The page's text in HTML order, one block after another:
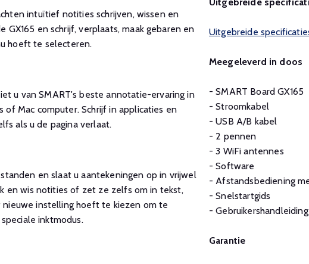
intuïtief notities schrijven, wissen en
en schrijf, verplaats, maak gebaren en
hoeft te selecteren.
u van SMART's beste annotatie-ervaring in
Mac computer. Schrijf in applicaties en
als u de pagina verlaat.
en slaat u aantekeningen op in vrijwel
en wis notities of zet ze zelfs om in tekst,
instelling hoeft te kiezen om te
inktmodus.
Uitgebreide
Meegeleverd in doos
- SMART Board GX165
- Stroomkabel
- USB A/B kabel
- 2 pennen
- 3 WiFi antennes
- Software
- Afstandsbediening
- Snelstartgids
- Gebruikershandleiding
Garantie